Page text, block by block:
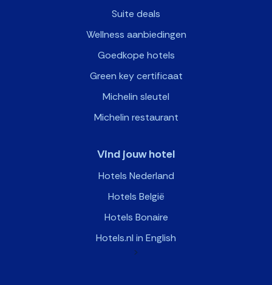
Suite deals
Wellness aanbiedingen
Goedkope hotels
Green key certificaat
Michelin sleutel
Michelin restaurant
Vind jouw hotel
Hotels Nederland
Hotels België
Hotels Bonaire
Hotels.nl in English
>